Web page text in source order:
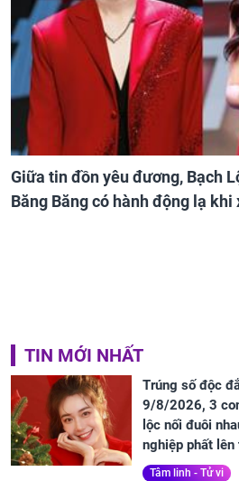
Giữa tin đồn yêu đương, Bạch
Băng Băng có hành động lạ
TIN MỚI NHẤT
Trúng số độc
9/8/2026, 3
lộc nối đuôi
nghiệp phất
Tâm linh - Tử vi